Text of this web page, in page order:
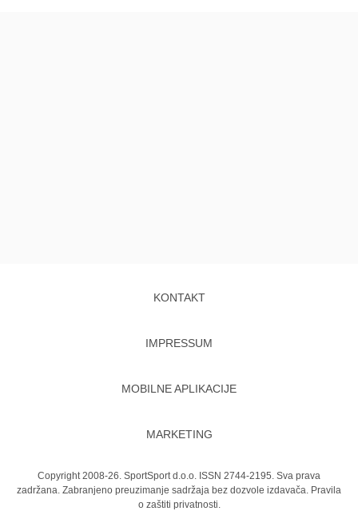
KONTAKT
IMPRESSUM
MOBILNE APLIKACIJE
MARKETING
Copyright 2008-26. SportSport d.o.o. ISSN 2744-2195. Sva prava
zadržana. Zabranjeno preuzimanje sadržaja bez dozvole izdavača. Pravila
o zaštiti privatnosti.